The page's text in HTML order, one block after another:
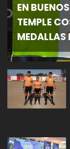
EN
TEMPLE
MEDALLAS